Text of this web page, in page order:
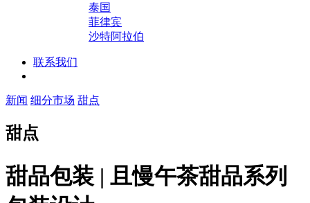
泰国
菲律宾
沙特阿拉伯
联系我们
新闻 细分市场 甜点
甜点
甜品包装 | 且慢午茶甜品系列